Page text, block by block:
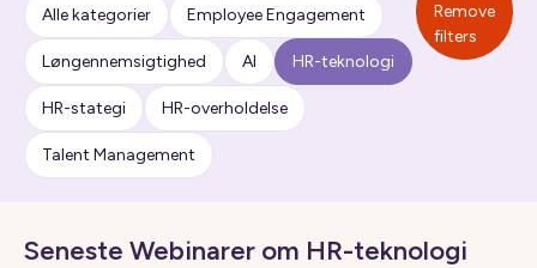
Alle kategorier Employee Engagement
Løngennemsigtighed AI HR-teknologi
HR-stategi HR-overholdelse
Talent Management
Remove
filters
Seneste Webinarer om HR-teknologi